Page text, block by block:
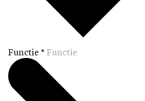
Functie *